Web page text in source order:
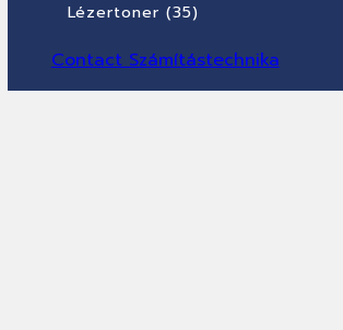
Lézertoner (35)
Contact Számítástechnika